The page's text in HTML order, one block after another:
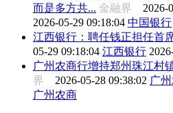
而是多方共... 金融界 2026-
2026-05-29 09:18:04 中国银行
江西银行：聘任钱正担任首
05-29 09:18:04 江西银行
广州农商行增持郑州珠江村
界 2026-05-28 09:38:02 广
广州农商